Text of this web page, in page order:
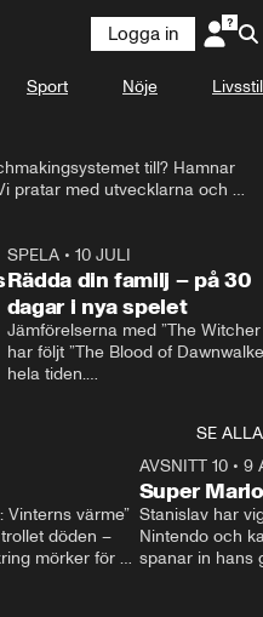
Logga in
Sport Nöje Livsstil
till? Hamnar
pratar med utvecklarna och
SPELA• 10 JULI
Rädda din familj – på 30
dagar i nya spelet
Jämförelserna med ”The Witcher
har följt ”The Blood of
hela tiden.
– Redan från början förstod vi att
behövde vår egen identitet, säger
SE ALLA
Vinterns värme”
döden –
mörker för
AVSNITT 10• 9
Super
Stanislav har
Nintendo och
spanar in hans